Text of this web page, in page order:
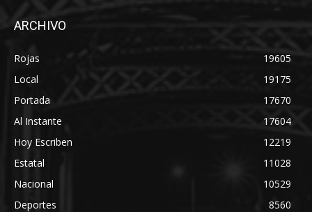
ARCHIVO
Rojas
19605
Local
19175
Portada
17670
Al Instante
17604
Hoy Escriben
12219
Estatal
11028
Nacional
10529
Deportes
8560